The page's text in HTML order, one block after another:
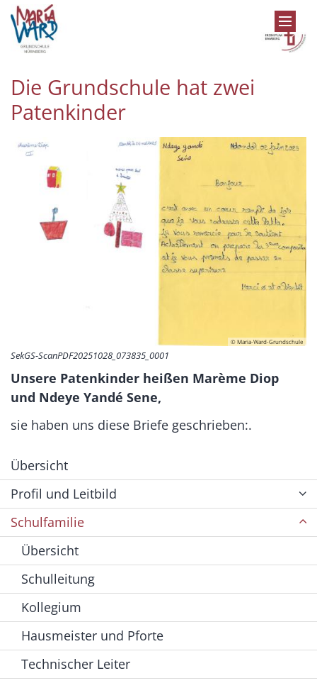
Zum Inhalt springen
Die Grundschule hat zwei
Patenkinder
© Maria-Ward-Grundschule
SekGS-ScanPDF20251028_073835_0001
Unsere Patenkinder heißen Marème Diop
und Ndeye Yandé Sene,
sie haben uns diese Briefe geschrieben:.
Übersicht
Profil und Leitbild
Schulfamilie
Übersicht
Schulleitung
Kollegium
Hausmeister und Pforte
Technischer Leiter